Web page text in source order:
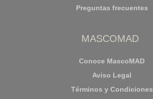
Preguntas frecuentes
MASCOMAD
Conoce MascoMAD
Aviso Legal
Términos y Condiciones